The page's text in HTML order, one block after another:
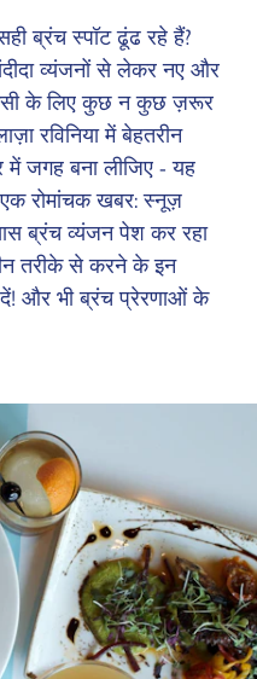
ब्रंच स्पॉट ढूंढ रहे हैं?
व्यंजनों से लेकर नए और
के लिए कुछ न कुछ ज़रूर
रविनिया में बेहतरीन
जगह बना लीजिए - यह
एक रोमांचक खबर: स्नूज़
ब्रंच व्यंजन पेश कर रहा
तरीके से करने के इन
दें! और भी ब्रंच प्रेरणाओं के